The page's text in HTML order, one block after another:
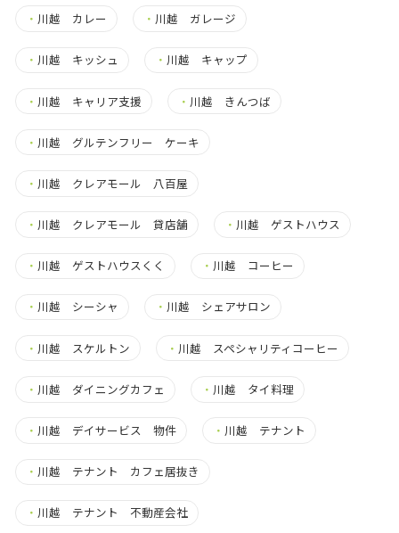
・ 川越 カレー ・ 川越 ガレージ
・ 川越 キッシュ ・ 川越 キャップ
・ 川越 キャリア支援 ・ 川越 きんつば
・ 川越 グルテンフリー ケーキ
・ 川越 クレアモール 八百屋
・ 川越 クレアモール 貸店舗 ・ 川越 ゲストハウス
・ 川越 ゲストハウスくく ・ 川越 コーヒー
・ 川越 シーシャ ・ 川越 シェアサロン
・ 川越 スケルトン ・ 川越 スペシャリティコーヒー
・ 川越 ダイニングカフェ ・ 川越 タイ料理
・ 川越 デイサービス 物件 ・ 川越 テナント
・ 川越 テナント カフェ居抜き
・ 川越 テナント 不動産会社